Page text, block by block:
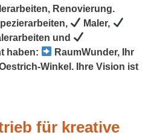
Renovierung.
Maler,
und
haben:
RaumWunder, Ihr
Winkel. Ihre Vision ist
für kreative